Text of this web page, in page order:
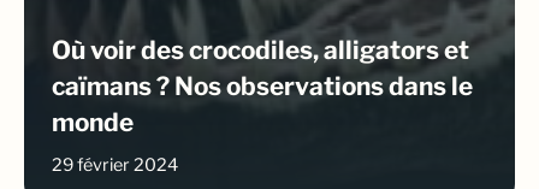
Où voir des crocodiles, alligators et
caïmans ? Nos observations dans le
monde
29 février 2024